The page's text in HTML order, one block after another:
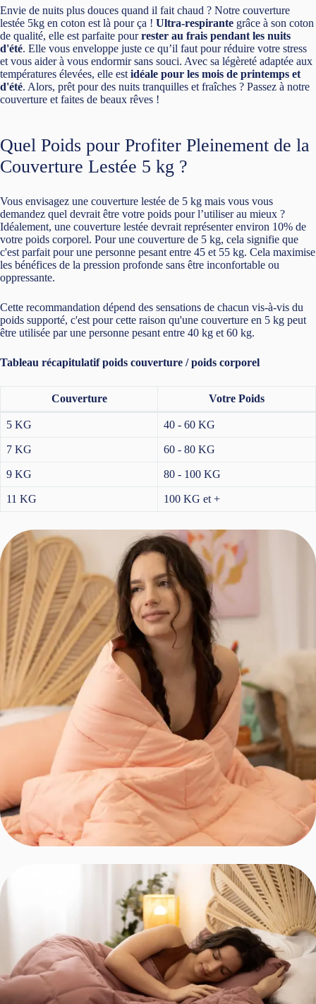
Envie de nuits plus douces quand il fait chaud ? Notre couverture
lestée 5kg en coton est là pour ça ! Ultra-respirante grâce à son coton
de qualité, elle est parfaite pourrester au frais pendant les nuits
d'été. Elle vous enveloppe juste ce qu’il faut pour réduire votre stress
et vous aider à vous endormir sans souci. Avec sa légèreté adaptée aux
températures élevées, elle est idéale pour les mois de printemps et
d'été. Alors, prêt pour des nuits tranquilles et fraîches ? Passez à notre
couverture et faites de beaux rêves !
Quel Poids pour Profiter Pleinement de la
Couverture Lestée 5 kg ?
Vous envisagez une couverture lestée de 5 kg mais vous vous
demandez quel devrait être votre poids pour l’utiliser au mieux ?
Idéalement, une couverture lestée devrait représenter environ 10% de
votre poids corporel. Pour une couverture de 5 kg, cela signifie que
c'est parfait pour une personne pesant entre 45 et 55 kg. Cela maximise
les bénéfices de la pression profonde sans être inconfortable ou
oppressante.
Cette recommandation dépend des sensations de chacun vis-à-vis du
poids supporté, c'est pour cette raison qu'une couverture en 5 kg peut
être utilisée par une personne pesant entre 40 kg et 60 kg.
Tableau récapitulatif poids couverture / poids corporel
Couverture Votre Poids
5 KG 40 - 60 KG
7 KG 60 - 80 KG
9 KG 80 - 100 KG
11 KG 100 KG et +